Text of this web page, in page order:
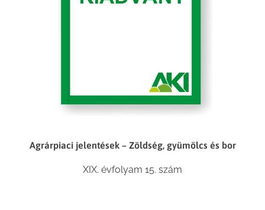
Agrárpiaci jelentések – Zöldség, gyümölcs és bor
XIX. évfolyam 15. szám